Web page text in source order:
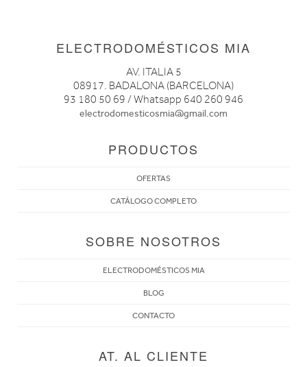
ELECTRODOMÉSTICOS MIA
AV. ITALIA 5
08917. BADALONA (BARCELONA)
93 180 50 69 / Whatsapp 640 260 946
electrodomesticosmia@gmail.com
PRODUCTOS
OFERTAS
CATÁLOGO COMPLETO
SOBRE NOSOTROS
ELECTRODOMÉSTICOS MIA
BLOG
CONTACTO
AT. AL CLIENTE